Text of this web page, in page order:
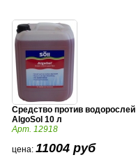
Средство против водорослей
AlgoSol 10 л
Арт. 12918
цена: 11004 руб